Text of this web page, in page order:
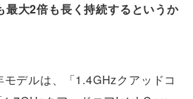
最大2倍も長く持続するというか
デルは、「1.4GHzクアッドコ